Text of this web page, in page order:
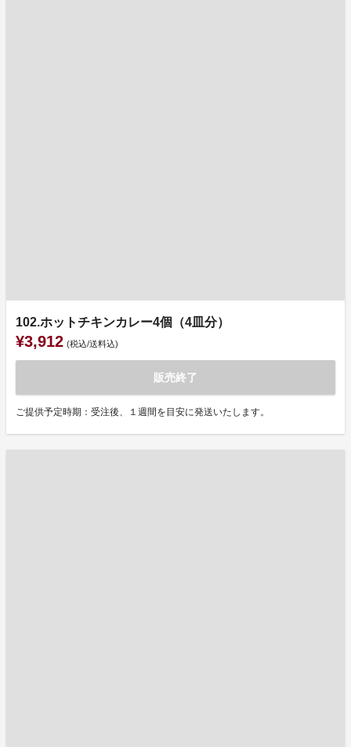
102.ホットチキンカレー4個（4皿分）
¥3,912 (税込/送料込)
販売終了
ご提供予定時期：受注後、１週間を目安に発送いたします。